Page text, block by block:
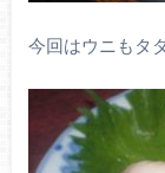
今回はウニもタ